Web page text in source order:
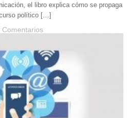
el libro explica cómo se propaga
político […]
Comentarios